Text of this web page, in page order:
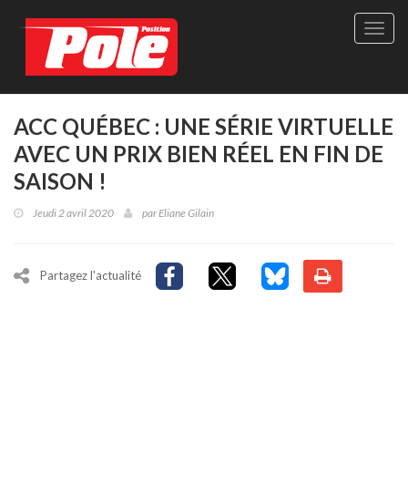
Site
-
Le
ACC QUÉBEC : UNE SÉRIE VIRTUELLE
AVEC UN PRIX BIEN RÉEL EN FIN DE
SAISON !
Jeudi 2 avril 2020 parEliane Gilain
Partagez l'actualité